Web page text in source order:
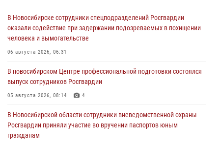
В Новосибирске сотрудники спецподразделений Росгвардии
оказали содействие при задержании подозреваемых в похищении
человека и вымогательстве
06 августа 2026, 06:31
В новосибирском Центре профессиональной подготовки состоялся
выпуск сотрудников Росгвардии
05 августа 2026, 08:14 4
В Новосибирской области сотрудники вневедомственной охраны
Росгвардии приняли участие во вручении паспортов юным
гражданам